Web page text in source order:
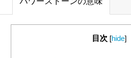
目次 [hide]